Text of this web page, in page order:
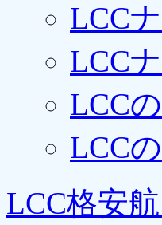
LCC
LCC
LCC
LCC
LCC格安